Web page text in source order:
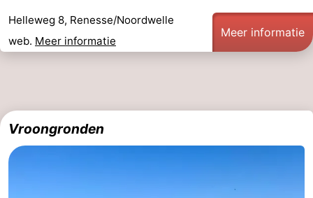
Helleweg 8, Renesse/Noordwelle
web. Meer informatie
Meer informatie
Vroongronden